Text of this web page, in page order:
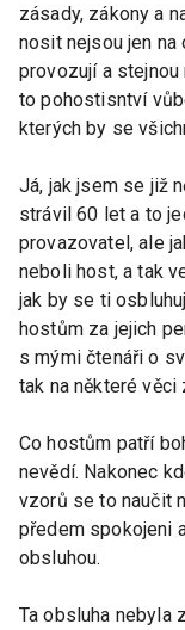
zásady, zákony a
nosit nejsou jen
provozují a stejnou
to pohostisntví
kterých by se
Já, jak jsem se již
strávil 60 let a to
provazovatel, ale
neboli host, a tak
jak by se ti
hostům za jejich
s mými čtenáři o
tak na některé věci
Co hostům patří
nevědí. Nakonec
vzorů se to naučit
předem spokojeni
obsluhou.
Ta obsluha nebyla